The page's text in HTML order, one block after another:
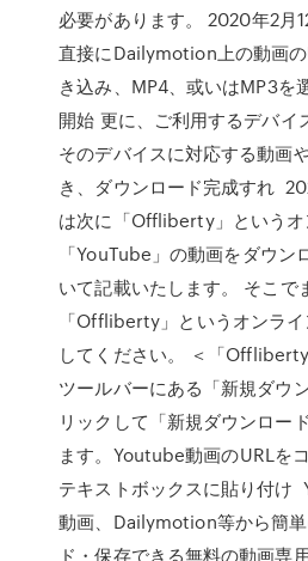
必要があります。 2020年2月
直接にDailymotion上の動画
き込み、MP4、或いはMP3を
開始 更に、ご利用するデバイ
そのデバイスに対応する動画
き、ダウンロード完成すれ
は次に「Offliberty」というオ
「YouTube」の動画をダウン
いて記載いたします。 そこで
「Offliberty」というオンラ
してください。 ＜「
ツールバーにある「新規ダウ
リックして「新規ダウンロー
ます。Youtube動画のURLを
テキストボックスに貼り付け
動画、Dailymotion等から簡
ド・保存できる無料の動画専